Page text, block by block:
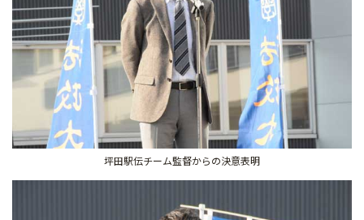
坪田駅伝チーム監督からの決意表明